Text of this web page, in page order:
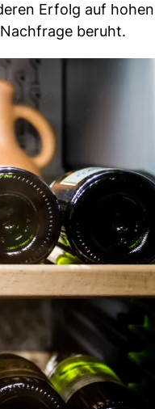
Erfolg auf hohen
beruht.